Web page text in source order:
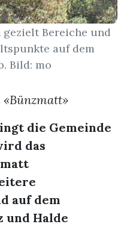
gezielt Bereiche und
auf dem
Bild: mo
die Gemeinde
das
auf dem
und Halde